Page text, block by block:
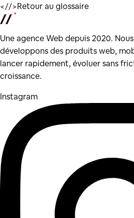
<//>Retour au glossaire
Une agence Web depuis 2020.
développons des produits web,
lancer rapidement, évoluer sans
croissance.
Instagram